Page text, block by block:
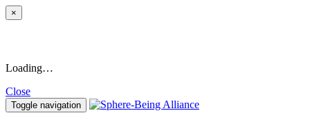
×
Loading…
Close
Toggle navigation